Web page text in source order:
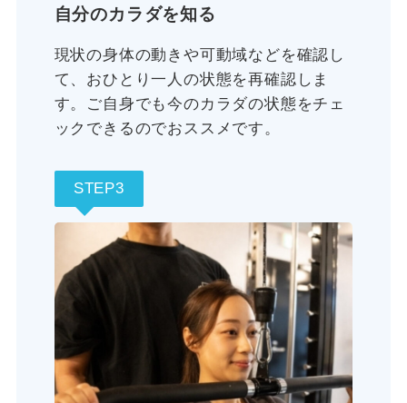
自分のカラダを知る
現状の身体の動きや可動域などを確認し
て、おひとり一人の状態を再確認しま
す。ご自身でも今のカラダの状態をチェ
ックできるのでおススメです。
STEP3